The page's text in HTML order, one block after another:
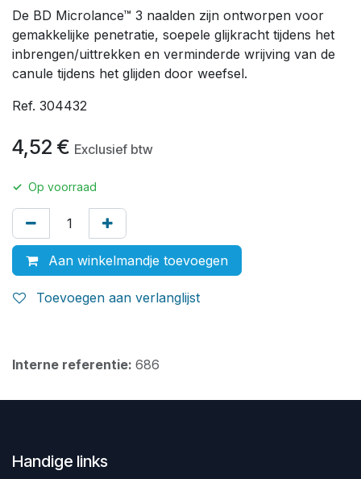
De BD Microlance™ 3 naalden zijn ontworpen voor
gemakkelijke penetratie, soepele glijkracht tijdens het
inbrengen/uittrekken en verminderde wrijving van de
canule tijdens het glijden door weefsel.
Ref. 304432
4,52 € Exclusief btw
✓ Op voorraad
Aan winkelmandje toevoegen
Toevoegen aan verlanglijst
Interne referentie: 686
Handige links